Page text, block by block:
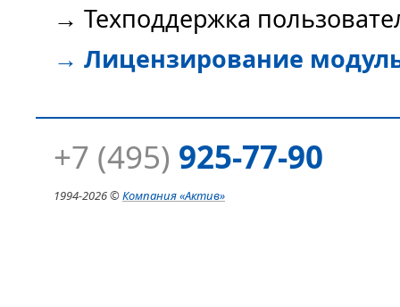
→ Техподдержка
→ Лицензирование
+7 (495) 925-77-90
1994-2026 ©Компания«Актив»